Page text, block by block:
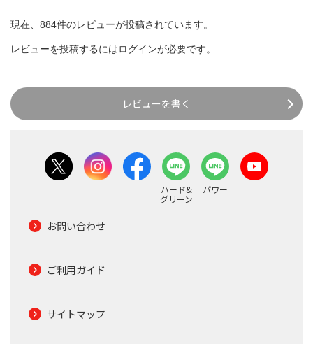
現在、884件のレビューが投稿されています。
レビューを投稿するにはログインが必要です。
レビューを書く
ハード&
グリーン
パワー
お問い合わせ
ご利用ガイド
サイトマップ